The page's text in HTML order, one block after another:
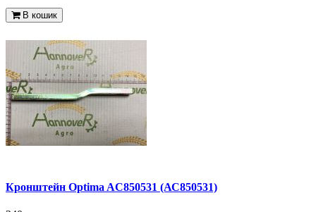
В кошик
Кронштейн Optima AC850531 (АС850531)